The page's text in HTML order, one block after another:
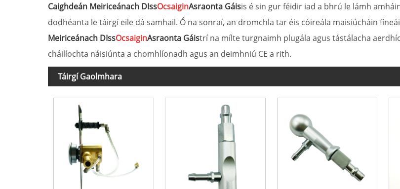
Caighdeán Meiriceánach DIssOcsaiginAsraonta Gáisis é sin gur féidir iad a bhrú le lámh
dodhéanta le táirgí eile dá samhail. Ó na sonraí, an dromchla tar éis cóireála maisiúcháin
Meiriceánach DIssOcsaiginAsraonta Gáistrí na mílte turgnaimh plugála agus tástálacha
cháilíochta náisiúnta a chomhlíonadh agus an deimhniú CE a rith.
Táirgí Gaolmhara